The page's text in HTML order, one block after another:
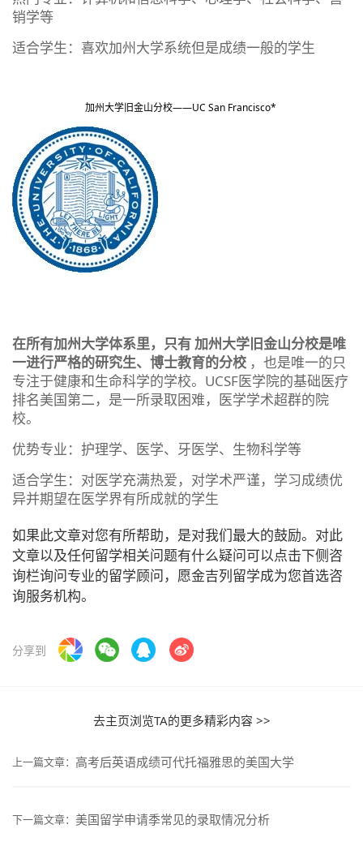
销学等
适合学生：喜欢加州大学系统但是成绩一般的学生
加州大学旧金山分校——UC San Francisco*
在所有加州大学体系里，只有 加州大学旧金山分校是唯
一进行严格的研究生、博士教育的分校 ，也是唯一的只
专注于健康和生命科学的学校。UCSF医学院的基础医疗
排名美国第二，是一所录取困难，医学学术超群的院
校。
优势专业：护理学、医学、牙医学、生物科学等
适合学生：对医学充满热爱，对学术严谨，学习成绩优
异并期望在医学界有所成就的学生
如果此文章对您有所帮助，是对我们最大的鼓励。对此
文章以及任何留学相关问题有什么疑问可以点击下侧咨
询栏询问专业的留学顾问，愿金吉列留学成为您首选咨
询服务机构。
分享到
去主页浏览TA的更多精彩内容 >>
上一篇文章： 高考后英语成绩可代托福雅思的美国大学
下一篇文章： 美国留学申请季常见的录取情况分析